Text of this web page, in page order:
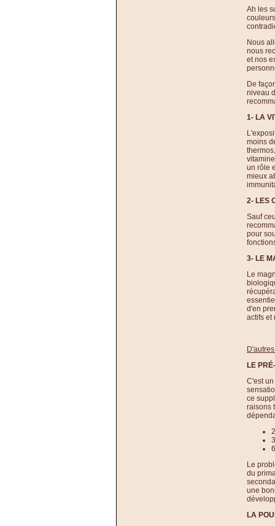
Ah les
Nous
nous
et nos
De
niveau
1- LA
moins
un rôle
mieux
2- LES
Sauf
pour
3- LE
Le
d'en
actifs et
LE
C'est
ce
raisons
Le
du
une
LA